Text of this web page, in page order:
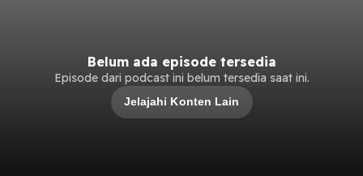
Belum ada episode tersedia
Episode dari podcast ini belum tersedia saat ini.
Jelajahi Konten Lain